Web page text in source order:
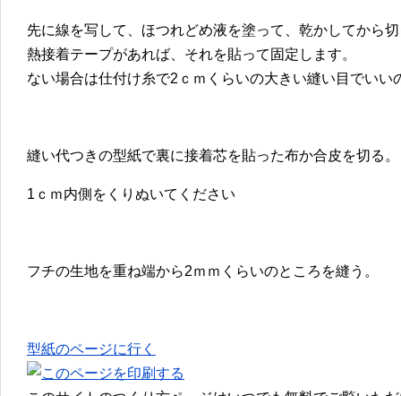
先に線を写して、ほつれどめ液を塗って、乾かしてから
熱接着テープがあれば、それを貼って固定します。
ない場合は仕付け糸で2ｃｍくらいの大きい縫い目でいい
縫い代つきの型紙で裏に接着芯を貼った布か合皮を切る。
1ｃｍ内側をくりぬいてください
フチの生地を重ね端から2ｍｍくらいのところを縫う。
型紙のページに行く